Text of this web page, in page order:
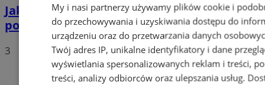
Jakie auta jeżdżą po tyskich, śląskich i
polskich drogach? Te wyniki Was zaskoczą!
3
My i nasi partnerzy używamy plików cookie i
do przechowywania i uzyskiwania dostępu do
urządzeniu oraz do przetwarzania danych
Twój adres IP, unikalne identyfikatory i dane
wyświetlania spersonalizowanych reklam i treści,
treści, analizy odbiorców oraz ulepszania usług.